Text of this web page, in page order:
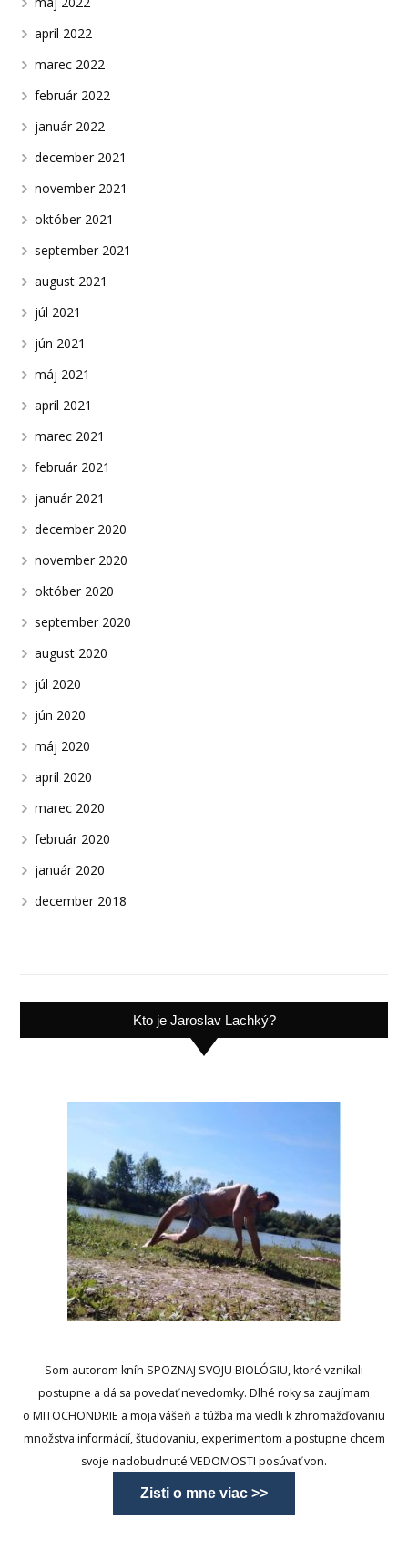
apríl 2022
marec 2022
február 2022
január 2022
december 2021
november 2021
október 2021
september 2021
august 2021
júl 2021
jún 2021
máj 2021
apríl 2021
marec 2021
február 2021
január 2021
december 2020
november 2020
október 2020
september 2020
august 2020
júl 2020
jún 2020
máj 2020
apríl 2020
marec 2020
február 2020
január 2020
december 2018
Kto je Jaroslav Lachký?
Som autorom kníh SPOZNAJ SVOJU BIOLÓGIU, ktoré vznikali
postupne a dá sa povedať nevedomky. Dlhé roky sa zaujímam
o MITOCHONDRIE a moja vášeň a túžba ma viedli k zhromažďovaniu
množstva informácií, študovaniu, experimentom a postupne chcem
svoje nadobudnuté VEDOMOSTI posúvať von.
Zisti o mne viac >>